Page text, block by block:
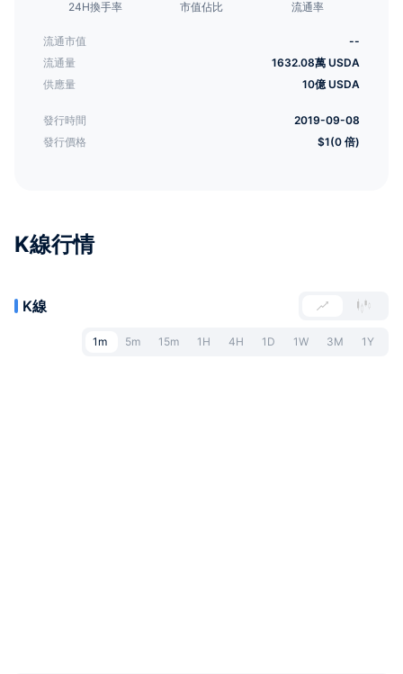
24H換手率 市值佔比 流通率
流通市值
--
流通量
1632.08萬 USDA
供應量
10億 USDA
發行時間
2019-09-08
發行價格
$1(0 倍)
K線行情
K線
1m 5m 15m 1H 4H 1D 1W 3M 1Y